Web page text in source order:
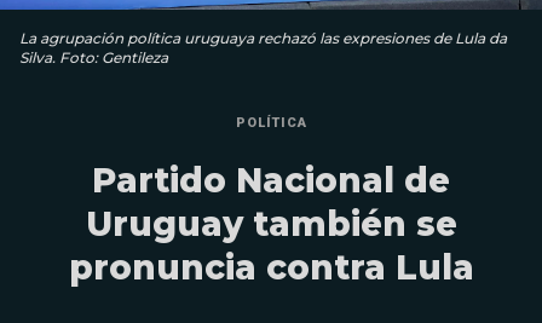
La agrupación política uruguaya rechazó las expresiones de Lula da
Silva. Foto: Gentileza
POLÍTICA
Partido Nacional de
Uruguay también se
pronuncia contra Lula